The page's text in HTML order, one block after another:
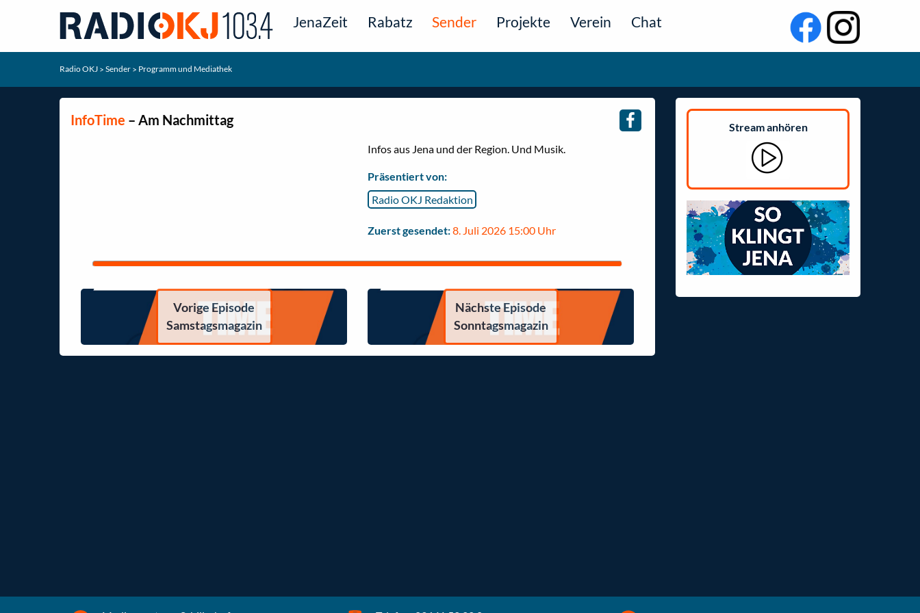
JenaZeit Rabatz Sender Projekte Verein Chat
Radio OKJ > Sender > Programm und Mediathek
InfoTime – Am Nachmittag
Infos aus Jena und der Region. Und Musik.
Präsentiert von:
Radio OKJ Redaktion
Zuerst gesendet:8. Juli 2026 15:00 Uhr
Vorige Episode
Samstagsmagazin
Nächste Episode
Sonntagsmagazin
Stream anhören